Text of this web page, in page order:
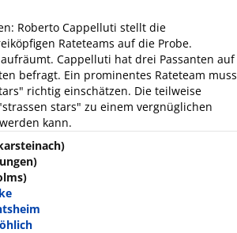
Roberto Cappelluti stellt die
Rateteams auf die Probe.
Cappelluti hat drei Passanten auf
befragt. Ein prominentes Rateteam muss
richtig einschätzen. Die teilweise
stars" zu einem vergnüglichen
kann.